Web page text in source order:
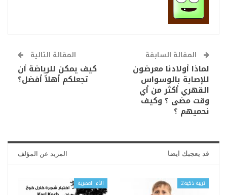
المقالة السابقة
لماذا أولادنا معرضون
للإصابة بالوسواس
القهري أكثر من أي
وقت مضى ؟ وكيف
نحميهم ؟
المقالة التالية
كيف يمكن للرياضة أن
تجعلكم أهلاً أفضل؟
قد يعجبك ايضا المزيد عن المؤلف
تربية ذكية2 الأم العصرية